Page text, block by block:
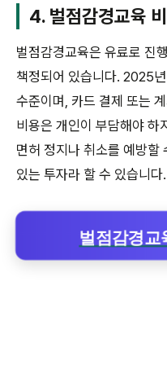
4. 벌점감경교육
벌점감경교육은 유료로 진
책정되어 있습니다. 2025
수준이며, 카드 결제 또는
비용은 개인이 부담해야 하
면허 정지나 취소를 예방할
있는 투자라 할 수 있습니다.
벌점감경교